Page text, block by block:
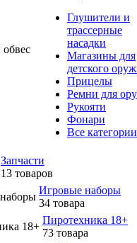
Глушители и
трассерные
насадки
Магазины для
детского
Прицелы
Ремни для
Рукояти
Фонари
Все категории
Запчасти
13 товаров
Игровые наборы
34 товара
Пиротехника 18+
73 товара